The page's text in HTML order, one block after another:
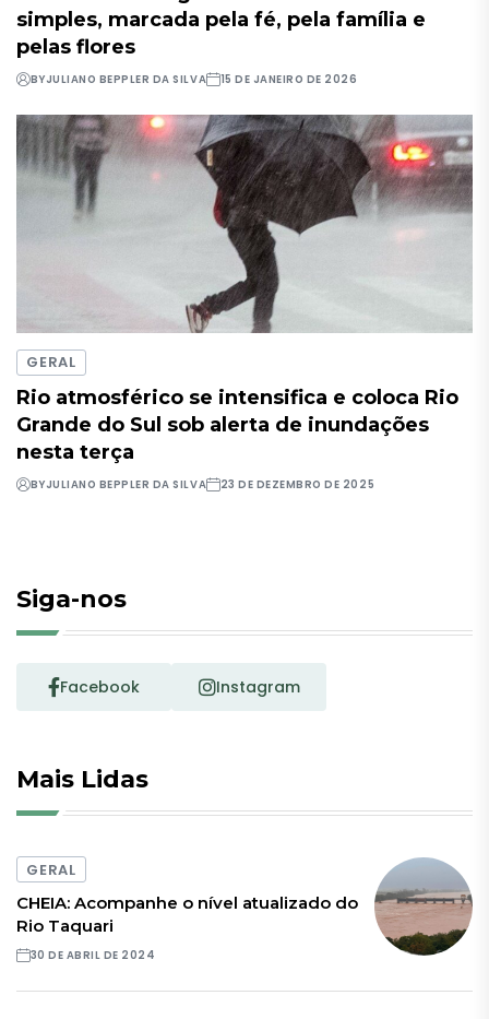
simples, marcada pela fé, pela família e
pelas flores
BYJULIANO BEPPLER DA SILVA 15 DE JANEIRO DE 2026
GERAL
Rio atmosférico se intensifica e coloca Rio
Grande do Sul sob alerta de inundações
nesta terça
BYJULIANO BEPPLER DA SILVA 23 DE DEZEMBRO DE 2025
Siga-nos
Facebook Instagram
Mais Lidas
GERAL
CHEIA: Acompanhe o nível atualizado do
Rio Taquari
30 DE ABRIL DE 2024